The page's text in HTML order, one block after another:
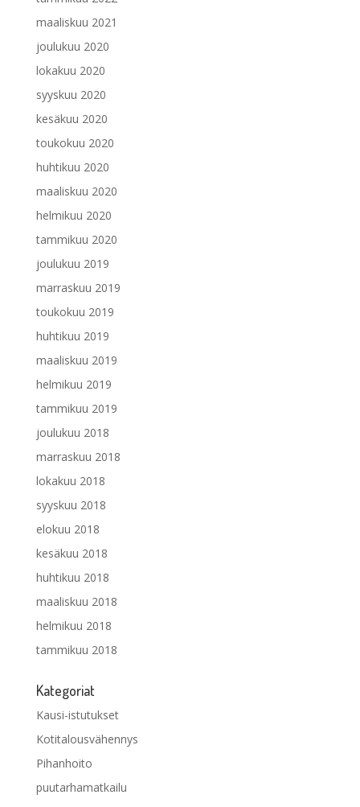
maaliskuu 2021
joulukuu 2020
lokakuu 2020
syyskuu 2020
kesäkuu 2020
toukokuu 2020
huhtikuu 2020
maaliskuu 2020
helmikuu 2020
tammikuu 2020
joulukuu 2019
marraskuu 2019
toukokuu 2019
huhtikuu 2019
maaliskuu 2019
helmikuu 2019
tammikuu 2019
joulukuu 2018
marraskuu 2018
lokakuu 2018
syyskuu 2018
elokuu 2018
kesäkuu 2018
huhtikuu 2018
maaliskuu 2018
helmikuu 2018
tammikuu 2018
Kategoriat
Kausi-istutukset
Kotitalousvähennys
Pihanhoito
puutarhamatkailu